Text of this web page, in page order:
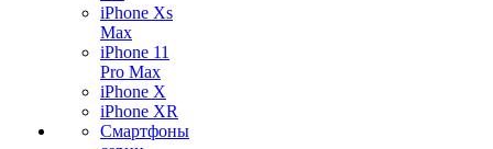
iPhone Xs
Max
iPhone 11
Pro Max
iPhone X
iPhone XR
Смартфоны